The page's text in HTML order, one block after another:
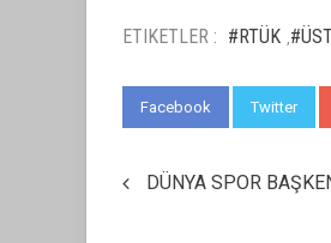
ETIKETLER : #RTÜK #ÜST
Facebook Twitter
DÜNYA SPOR